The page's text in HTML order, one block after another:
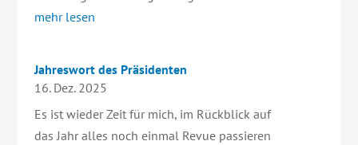
mehr lesen
Jahreswort des Präsidenten
16. Dez. 2025
Es ist wieder Zeit für mich, im Rückblick auf
das Jahr alles noch einmal Revue passieren